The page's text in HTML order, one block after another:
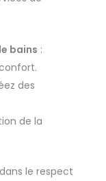
bains :
des
de la
le respect